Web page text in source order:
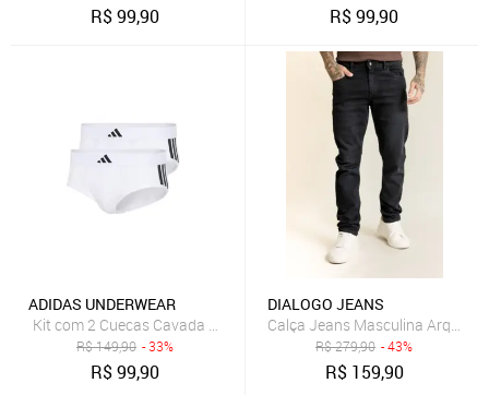
R$99,90 R$99,90
ADIDAS UNDERWEAR
Kit com 2 Cuecas Cavada Baixa adidas Underwear Branco
R$149,90 - 33%
R$99,90
DIALOGO JEANS
R$279,90 - 43%
R$ 159,90